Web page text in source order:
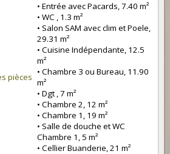
pièces
• Entrée avec Pacards, 7.40 m²
• WC , 1.3 m²
• Salon SAM avec clim et Poele,
29.31 m²
• Cuisine Indépendante, 12.5
m²
• Chambre 3 ou Bureau, 11.90
m²
• Dgt , 7 m²
• Chambre 2, 12 m²
• Chambre 1, 19 m²
• Salle de douche et WC
Chambre 1, 5 m²
• Cellier Buanderie, 21 m²